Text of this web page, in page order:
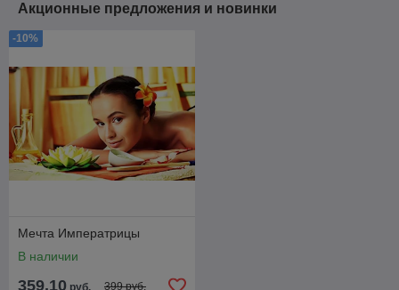
Акционные предложения и новинки
-10%
Мечта Императрицы
В наличии
359,10 399 руб.